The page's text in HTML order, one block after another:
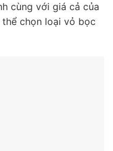
cùng với giá cả của
chọn loại vỏ bọc